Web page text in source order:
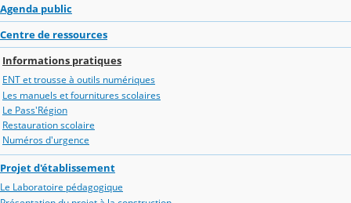
Agenda public
Centre de ressources
Informations pratiques
ENT et trousse à outils numériques
Les manuels et fournitures scolaires
Le Pass'Région
Restauration scolaire
Numéros d'urgence
Projet d'établissement
Le Laboratoire pédagogique